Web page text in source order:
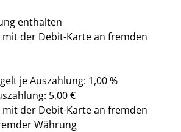
enthalten
mit der Debit-Karte an fremden
je Auszahlung: 1,00 %
5,00 €
mit der Debit-Karte an fremden
Währung